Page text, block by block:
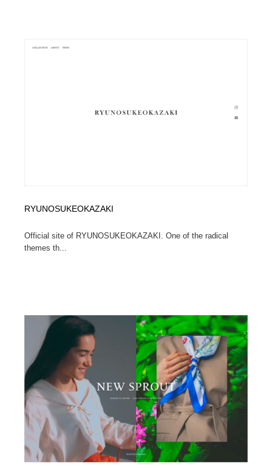
RYUNOSUKEOKAZAKI
Official site of RYUNOSUKEOKAZAKI. One of the radical
themes th...